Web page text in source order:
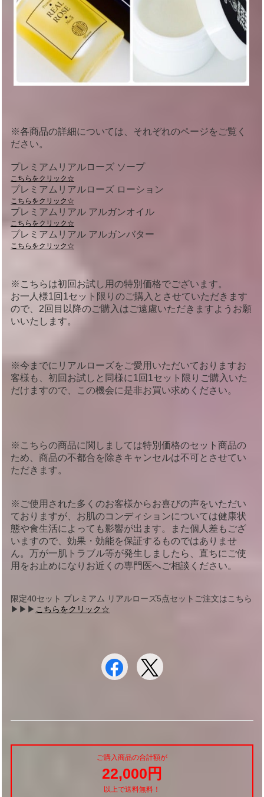
※各商品の詳細については、それぞれのページをご覧く
ださい。
プレミアムリアルローズ ソープ
こちらをクリック☆
プレミアムリアルローズ ローション
こちらをクリック☆
プレミアムリアル アルガンオイル
こちらをクリック☆
プレミアムリアル アルガンバター
こちらをクリック☆
※こちらは初回お試し用の特別価格でございます。
お一人様1回1セット限りのご購入とさせていただきます
ので、2回目以降のご購入はご遠慮いただきますようお願
いいたします。
※今までにリアルローズをご愛用いただいておりますお
客様も、初回お試しと同様に1回1セット限りご購入いた
だけますので、この機会に是非お買い求めください。
※こちらの商品に関しましては特別価格のセット商品の
ため、商品の不都合を除きキャンセルは不可とさせてい
ただきます。
※ご使用された多くのお客様からお喜びの声をいただい
ておりますが、お肌のコンディションについては健康状
態や食生活によっても影響が出ます。また個人差もござ
いますので、効果・効能を保証するものではありませ
ん。万が一肌トラブル等が発生しましたら、直ちにご使
用をお止めになりお近くの専門医へご相談ください。
限定40セット プレミアム リアルローズ5点セットご注文はこちら
▶︎▶︎▶︎ こちらをクリック☆
ご購入商品の合計額が
22,000円
以上で送料無料！